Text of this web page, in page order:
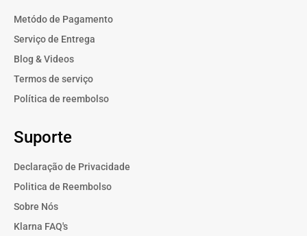
Metódo de Pagamento
Serviço de Entrega
Blog & Videos
Termos de serviço
Política de reembolso
Suporte
Declaração de Privacidade
Politica de Reembolso
Sobre Nós
Klarna FAQ's